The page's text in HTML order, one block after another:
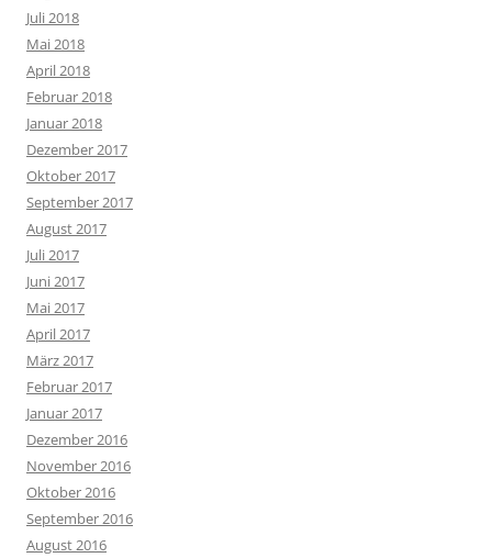
Juli 2018
Mai 2018
April 2018
Februar 2018
Januar 2018
Dezember 2017
Oktober 2017
September 2017
August 2017
Juli 2017
Juni 2017
Mai 2017
April 2017
März 2017
Februar 2017
Januar 2017
Dezember 2016
November 2016
Oktober 2016
September 2016
August 2016